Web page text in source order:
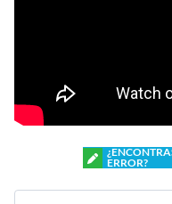
ERROR?